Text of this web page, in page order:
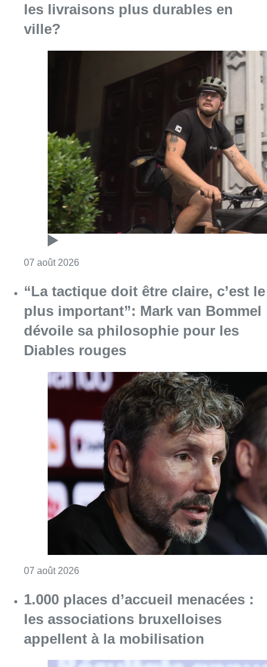
les livraisons plus durables en
ville?
07 août 2026
“La tactique doit être claire, c’est le
plus important”: Mark van Bommel
dévoile sa philosophie pour les
Diables rouges
07 août 2026
1.000 places d’accueil menacées :
les associations bruxelloises
appellent à la mobilisation